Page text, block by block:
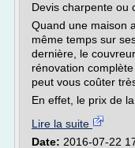
Devis charpente ou
Quand une maison
même temps sur
dernière, le
rénovation
peut vous coûter
En effet, le prix de
Lire la suite
Date: 2016-07-22